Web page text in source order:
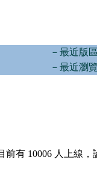
－最近版
－最近瀏
前有 10006 人上線